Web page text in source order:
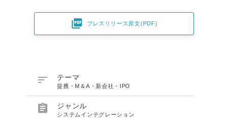
 プレスリリース原文(PDF)
 テーマ
提携・M＆A・新会社・IPO
 ジャンル
システムインテグレーション